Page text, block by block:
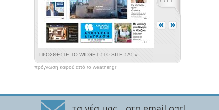
πρόγνωση καιρού από το weather.gr